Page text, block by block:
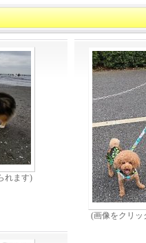
れます)
(画像をクリッ